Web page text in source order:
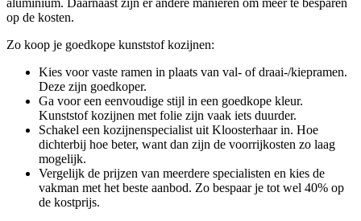
aluminium. Daarnaast zijn er andere manieren om meer te besparen
op de kosten.
Zo koop je goedkope kunststof kozijnen:
Kies voor vaste ramen in plaats van val- of draai-/kiepramen.
Deze zijn goedkoper.
Ga voor een eenvoudige stijl in een goedkope kleur.
Kunststof kozijnen met folie zijn vaak iets duurder.
Schakel een kozijnenspecialist uit Kloosterhaar in. Hoe
dichterbij hoe beter, want dan zijn de voorrijkosten zo laag
mogelijk.
Vergelijk de prijzen van meerdere specialisten en kies de
vakman met het beste aanbod. Zo bespaar je tot wel 40% op
de kostprijs.